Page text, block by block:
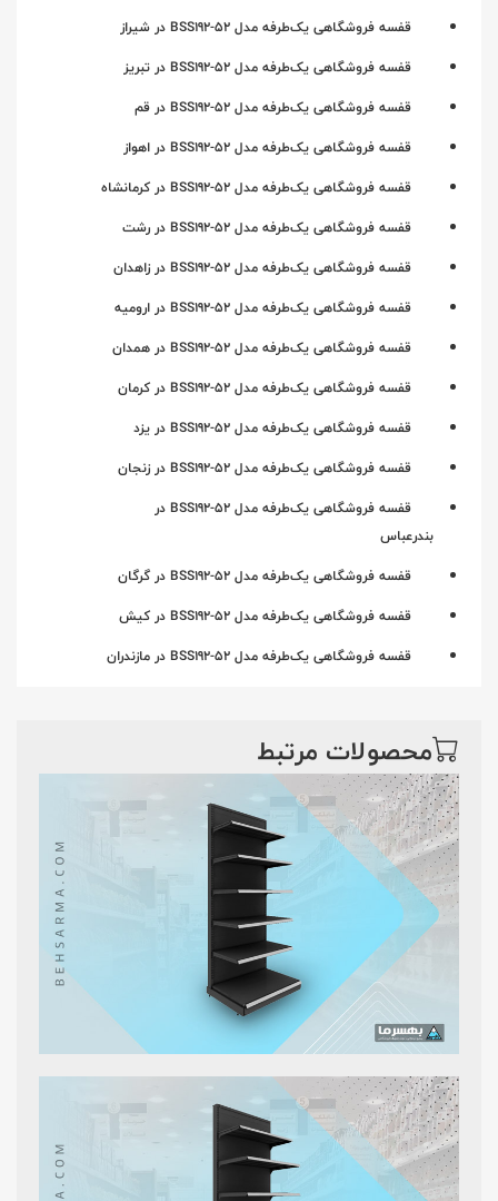
قفسه فروشگاهی یک‌طرفه مدل BSS192-52 در شیراز
قفسه فروشگاهی یک‌طرفه مدل BSS192-52 در تبریز
قفسه فروشگاهی یک‌طرفه مدل BSS192-52 در قم
قفسه فروشگاهی یک‌طرفه مدل BSS192-52 در اهواز
قفسه فروشگاهی یک‌طرفه مدل BSS192-52 در کرمانشاه
قفسه فروشگاهی یک‌طرفه مدل BSS192-52 در رشت
قفسه فروشگاهی یک‌طرفه مدل BSS192-52 در زاهدان
قفسه فروشگاهی یک‌طرفه مدل BSS192-52 در ارومیه
قفسه فروشگاهی یک‌طرفه مدل BSS192-52 در همدان
قفسه فروشگاهی یک‌طرفه مدل BSS192-52 در کرمان
قفسه فروشگاهی یک‌طرفه مدل BSS192-52 در یزد
قفسه فروشگاهی یک‌طرفه مدل BSS192-52 در زنجان
قفسه فروشگاهی یک‌طرفه مدل BSS192-52 در
بندرعباس
قفسه فروشگاهی یک‌طرفه مدل BSS192-52 در گرگان
قفسه فروشگاهی یک‌طرفه مدل BSS192-52 در کیش
قفسه فروشگاهی یک‌طرفه مدل BSS192-52 در مازندران
محصولات مرتبط